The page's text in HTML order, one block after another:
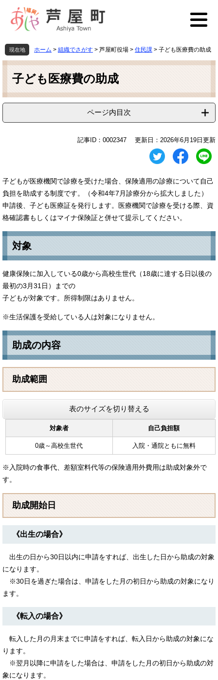
先
頭
を
飛
本
文
現在地 ホーム > 組織でさがす > 芦屋町役場 > 住民課 > 子ども医療費の助成
本
子ども医療費の助成
ページ内目次
記事ID：0002347 更新日：2026年6月19日更新
子どもが医療機関で診療を受けた場合、保険適用の診療について自己
負担を助成する制度です。（令和4年7月診療分から拡大しました）
​申請後、子ども医療証を発行します。医療機関で診療を受ける際、資
格確認書もしくはマイナ保険証と併せて提示してください。
対象
健康保険に加入している0歳から高校生世代（18歳に達する日以後の
最初の3月31日）までの
子どもが対象です。所得制限はありません。
※生活保護を受給している人は対象になりません。
助成の内容
助成範囲
表のサイズを切り替える
対象者 自己負担額
0歳～高校生世代 入院・通院ともに無料
※入院時の食事代、差額室料代等の保険適用外費用は助成対象外で
す。
助成開始日
《出生の場合》
出生の日から30日以内に申請をすれば、出生した日から助成の対象
になります。
※30日を過ぎた場合は、申請をした月の初日から助成の対象になり
ます。
《転入の場合》
転入した月の月末までに申請をすれば、転入日から助成の対象にな
ります。
※翌月以降に申請をした場合は、申請をした月の初日から助成の対
象になります。